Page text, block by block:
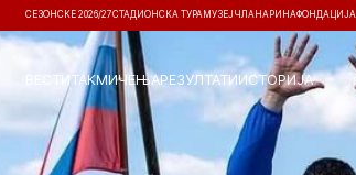
СЕЗОНСКЕ 2026/27СТАДИОНСКА ТУРА МУЗЕЈ ЧЛАНАРИНАФОНДАЦИЈА
ВЕСТИТАКМИЧЕЊАРЕЗУЛТАТИИСТОРИЈА